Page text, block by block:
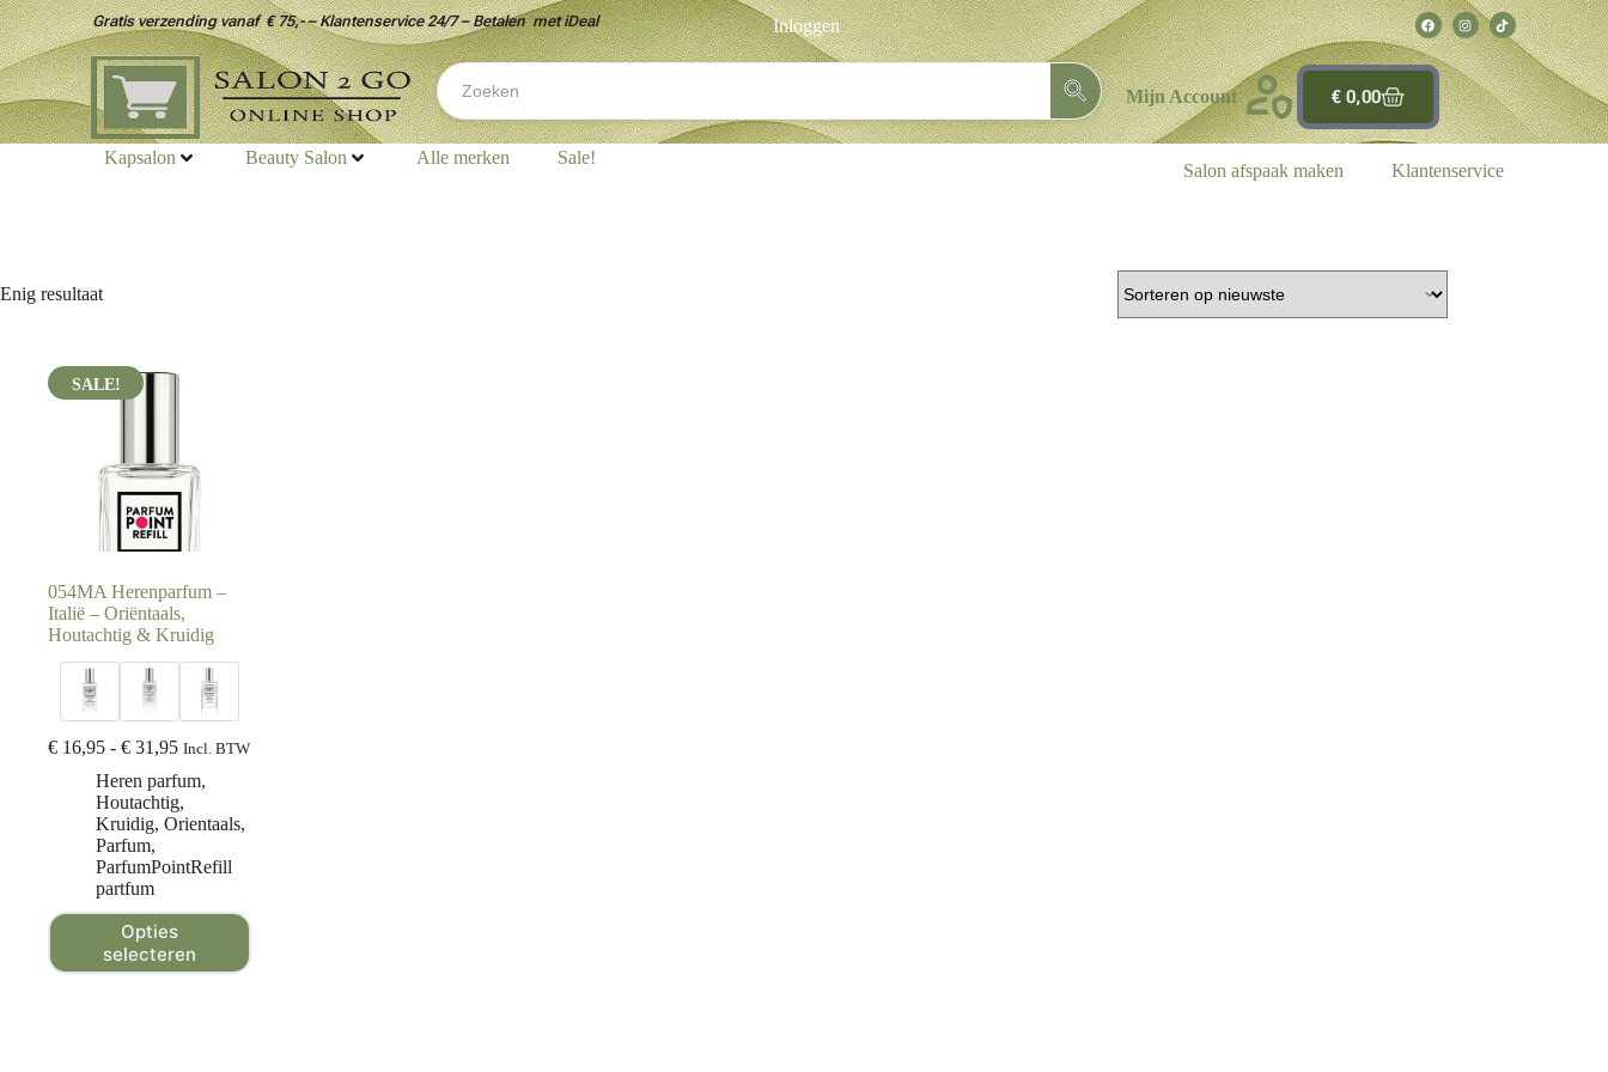
Gratis verzending vanaf € 75,- – Klantenservice 24/7 – Betalen met iDeal Inloggen
Mijn Account €0,00
Kapsalon Beauty Salon Alle merken Sale!
Salon afspaak maken Klantenservice
Enig resultaat
054MA Herenparfum –
Italië – Oriëntaals,
Houtachtig & Kruidig
€ 16,95 - € 31,95 Incl. BTW
Heren parfum,
Houtachtig,
Kruidig, Orientaals,
Parfum,
ParfumPointRefill
partfum
Opties
selecteren